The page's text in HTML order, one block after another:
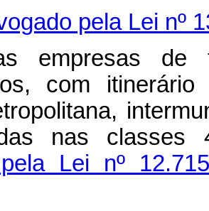
pela Lei nº
empresas de
com
nas
Lei nº